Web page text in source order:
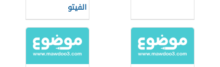
الفيتو